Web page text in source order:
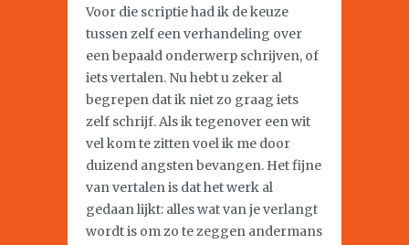
Voor die scriptie had ik de keuze
tussen zelf een verhandeling over
een bepaald onderwerp schrijven, of
iets vertalen. Nu hebt u zeker al
begrepen dat ik niet zo graag iets
zelf schrijf. Als ik tegenover een wit
vel kom te zitten voel ik me door
duizend angsten bevangen. Het fijne
van vertalen is dat het werk al
gedaan lijkt: alles wat van je verlangt
wordt is om zo te zeggen andermans